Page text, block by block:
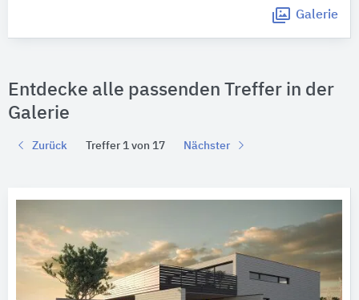
Galerie
Entdecke alle passenden Treffer in der
Galerie
Zurück Treffer 1 von 17 Nächster